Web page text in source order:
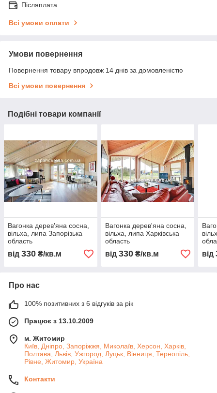
Післяплата
Всі умови оплати
Умови повернення
Повернення товару впродовж 14 днів за домовленістю
Всі умови повернення
Подібні товари компанії
Вагонка дерев'яна сосна,
вільха, липа Запорізька
область
від 330 ₴/кв.м
Вагонка дерев'яна сосна,
вільха, липа Харківська
область
від 330₴/кв.м від
Про нас
100% позитивних з 6 відгуків за рік
Працює з 13.10.2009
м. Житомир
Київ, Дніпро, Запоріжжя, Миколаїв, Херсон, Харків,
Полтава, Львів, Ужгород, Луцьк, Вінниця, Тернопіль,
Рівне, Житомир, Україна
Контакти